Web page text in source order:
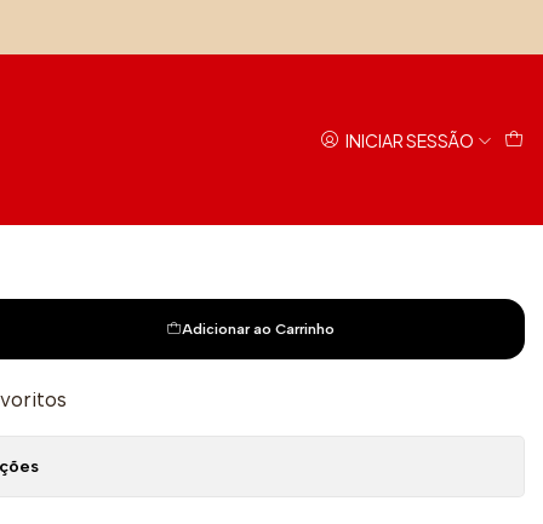
INICIAR SESSÃO
Adicionar ao Carrinho